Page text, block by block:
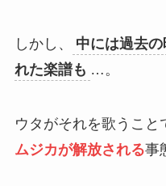
しかし、
中には過去
れた楽譜も …。
ウタがそれを歌うこと
ムジカが解放される事